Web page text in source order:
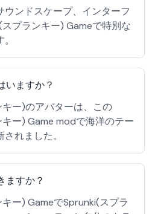
ウンドスケープ、インターフ
プランキー) Gameで特別な
いますか？
ー)のアバターは、この
ー) Game modで海洋のテー
れました。
ますか？
ー) GameでSprunki(スプラ